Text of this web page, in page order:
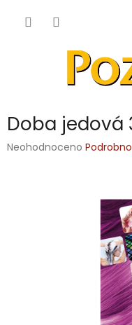
Doba jedová
Průměrné
Neohodnoceno